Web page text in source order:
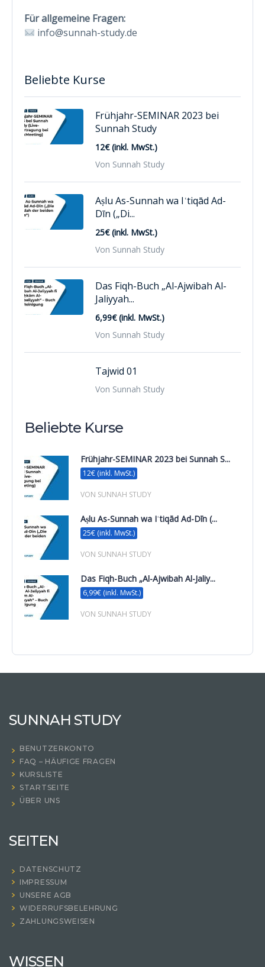
Für allgemeine Fragen:
info@sunnah-study.de
Beliebte Kurse
Frühjahr-SEMINAR 2023 bei
Sunnah Study
12€ (inkl. MwSt.)
Von Sunnah Study
Aṣlu As-Sunnah wa Iʿtiqād Ad-
Dīn („Di...
25€ (inkl. MwSt.)
Von Sunnah Study
Das Fiqh-Buch „Al-Ajwibah Al-
Jaliyyah...
6,99€ (inkl. MwSt.)
Von Sunnah Study
Tajwid 01
Von Sunnah Study
Beliebte Kurse
Frühjahr-SEMINAR 2023 bei Sunnah S...
12€ (inkl. MwSt.)
VON SUNNAH STUDY
Aṣlu As-Sunnah wa Iʿtiqād Ad-Dīn (...
25€ (inkl. MwSt.)
VON SUNNAH STUDY
Das Fiqh-Buch „Al-Ajwibah Al-Jaliy...
6,99€ (inkl. MwSt.)
VON SUNNAH STUDY
SUNNAH STUDY
BENUTZERKONTO
FAQ – HÄUFIGE FRAGEN
KURSLISTE
STARTSEITE
ÜBER UNS
SEITEN
DATENSCHUTZ
IMPRESSUM
UNSERE AGB
WIDERRUFSBELEHRUNG
ZAHLUNGSWEISEN
WISSEN